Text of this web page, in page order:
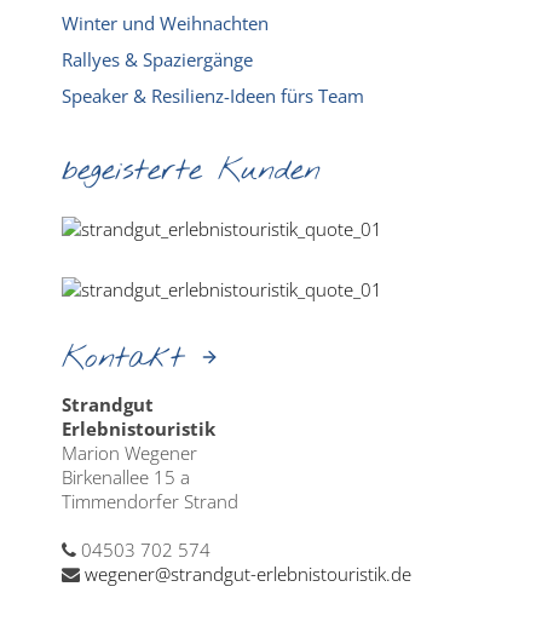
Winter und Weihnachten
Rallyes & Spaziergänge
Speaker & Resilienz-Ideen fürs Team
begeisterte Kunden
Kontakt
Strandgut
Erlebnistouristik
Marion Wegener
Birkenallee 15 a
Timmendorfer Strand
04503 702 574
wegener@strandgut-erlebnistouristik.de